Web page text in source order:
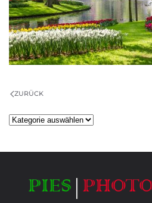
ZURÜCK
Kategorien